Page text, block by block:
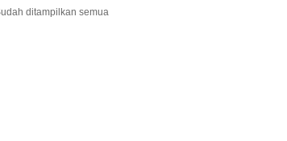
ditampilkan semua